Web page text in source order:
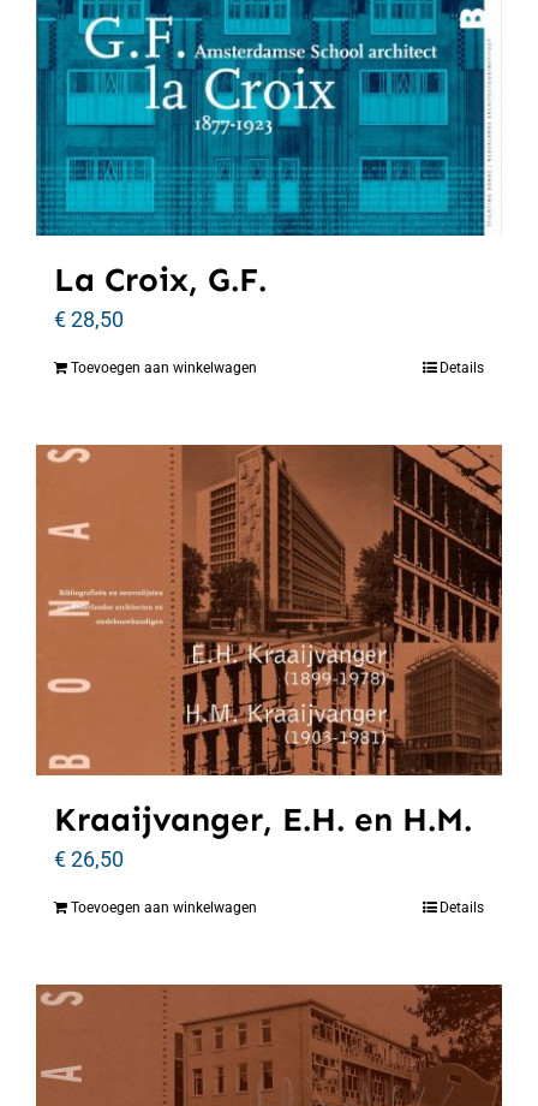
La Croix, G.F.
€28,50
Toevoegen aan winkelwagen Details
Kraaijvanger, E.H. en H.M.
€26,50
Toevoegen aan winkelwagen Details